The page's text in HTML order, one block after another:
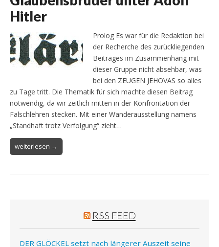
Hitler
Prolog Es war für die Redaktion bei
der Recherche des zurückliegenden
Beitrages im Zusammenhang mit
dieser Gruppe nicht absehbar, was
bei den ZEUGEN JEHOVAS so alles
zu Tage tritt. Die Thematik für sich machte diesen Beitrag
notwendig, da wir zeitlich mitten in der Konfrontation der
Falschlehren stecken. Mit einer Wanderausstellung namens
„Standhaft trotz Verfolgung“ zieht…
weiterlesen →
RSS FEED
DER GLÖCKEL setzt nach längerer Auszeit seine